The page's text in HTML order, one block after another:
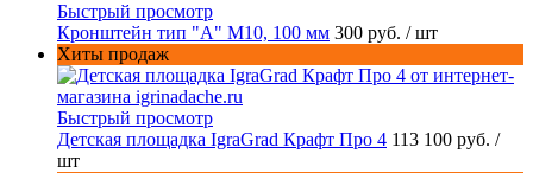
Быстрый просмотр
Кронштейн тип "A" M10, 100 мм 300 руб. / шт
Хиты продаж
Быстрый просмотр
Детская площадка IgraGrad Крафт Про 4 113 100 руб. /
шт